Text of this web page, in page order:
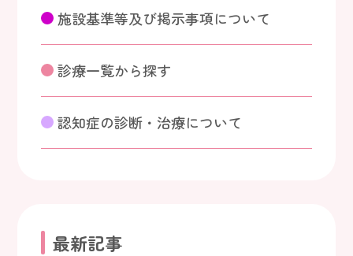
施設基準等及び掲示事項について
診療一覧から探す
認知症の診断・治療について
最新記事